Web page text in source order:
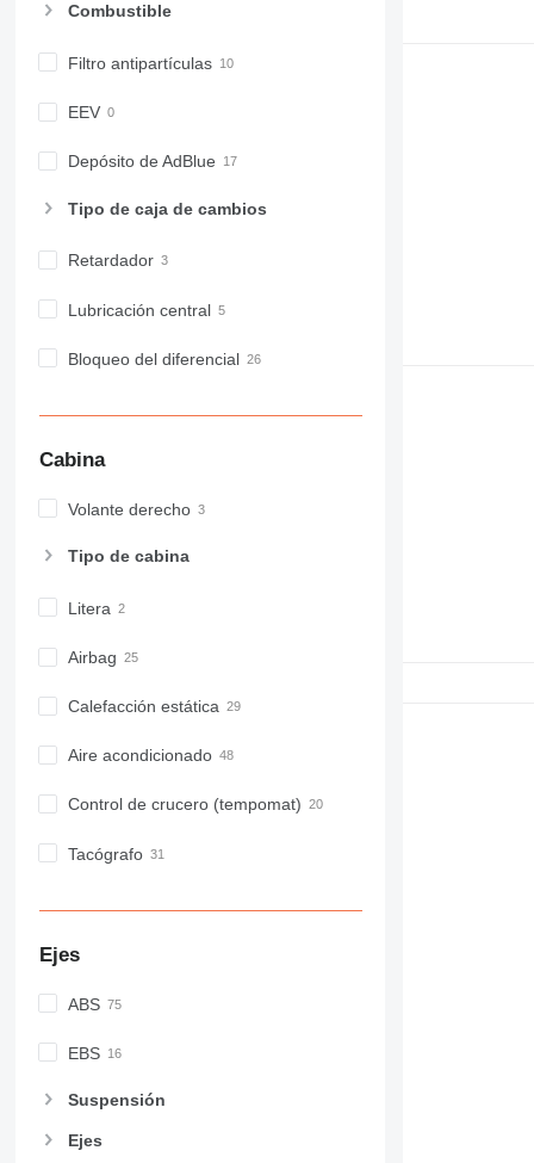
Combustible
Filtro antipartículas
EEV
Depósito de AdBlue
Tipo de caja de cambios
Retardador
Lubricación central
Bloqueo del diferencial
Cabina
Volante derecho
Tipo de cabina
Litera
Airbag
Calefacción estática
Aire acondicionado
Control de crucero (tempomat)
Tacógrafo
Ejes
ABS
EBS
Suspensión
Ejes